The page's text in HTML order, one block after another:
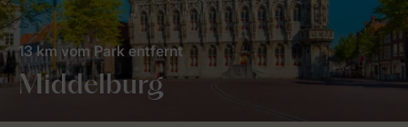
Middelburg
13 km vom Park entfernt